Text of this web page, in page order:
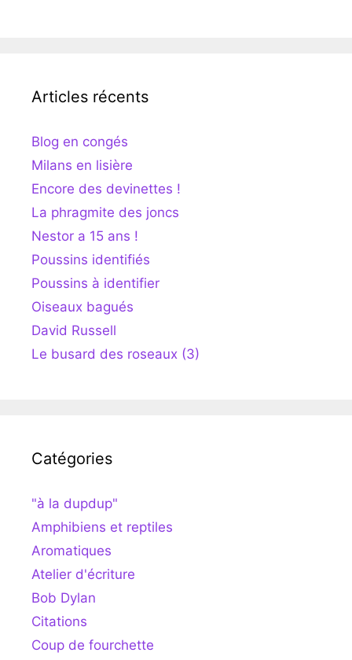
Articles récents
Blog en congés
Milans en lisière
Encore des devinettes !
La phragmite des joncs
Nestor a 15 ans !
Poussins identifiés
Poussins à identifier
Oiseaux bagués
David Russell
Le busard des roseaux (3)
Catégories
"à la dupdup"
Amphibiens et reptiles
Aromatiques
Atelier d'écriture
Bob Dylan
Citations
Coup de fourchette